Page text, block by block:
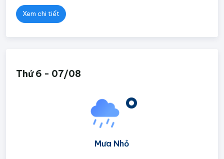
Xem chi tiết
Thứ 6 - 07/08
°
Mưa Nhỏ